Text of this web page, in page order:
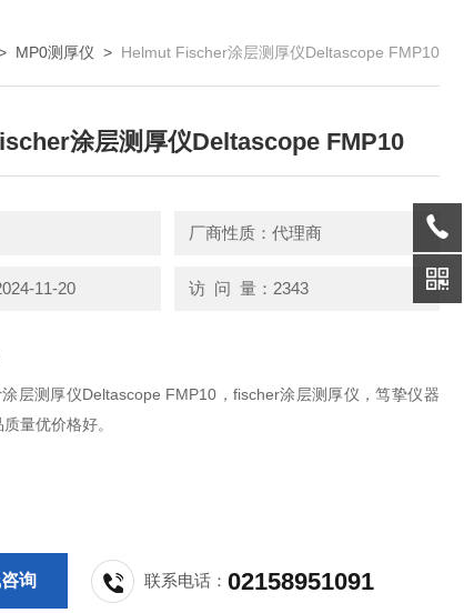
MP0测厚仪 > Helmut Fischer涂层测厚仪Deltascope FMP10
涂层测厚仪Deltascope FMP10
厂商性质：代理商
11-20 访 问 量：2343
层测厚仪Deltascope FMP10，fischer涂层测厚仪，笃挚仪器
量优价格好。
询 联系电话：02158951091